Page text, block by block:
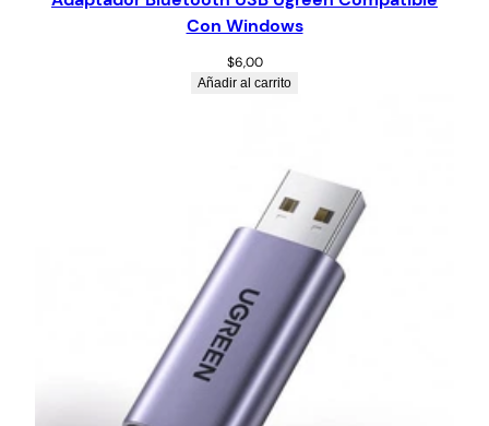
Con Windows
$6,00
Añadir al carrito